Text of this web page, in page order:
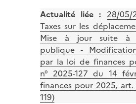
Actualité liée : 28/05/
Taxes sur les
Mise à jour suite à
publique -
par la loi de finances
n° 2025-127 du 14
finances pour 2025,
119)